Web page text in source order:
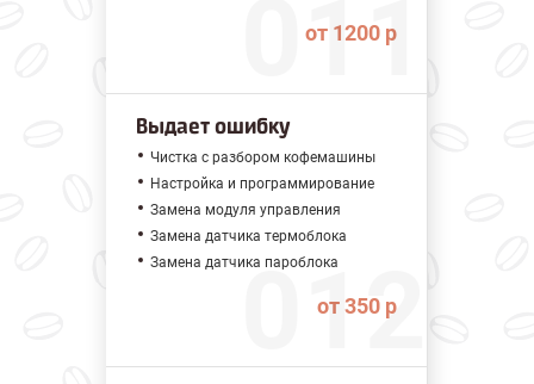
от 1200 р
Выдает ошибку
Чистка с разбором кофемашины
Настройка и программирование
Замена модуля управления
Замена датчика термоблока
Замена датчика пароблока
от 350 р